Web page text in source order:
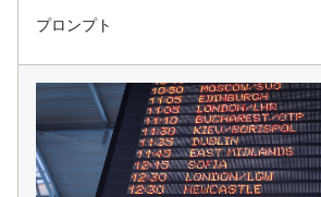
プロンプト